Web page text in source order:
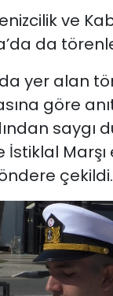
ve
da
yer alan
göre
saygı
İstiklal
çekildi.